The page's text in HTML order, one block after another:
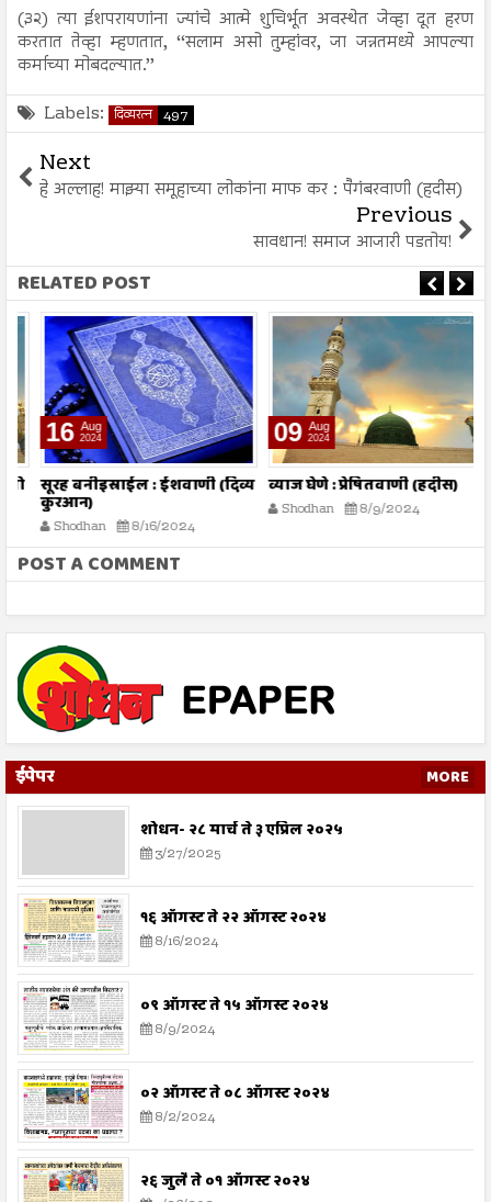
(३२) त्या ईशपरायणांना ज्यांचे आत्मे शुचिर्भूत अवस्थेत जेव्हा दूत हरण
करतात तेव्हा म्हणतात, ‘‘सलाम असो तुम्हांवर, जा जन्नतमध्ये आपल्या
कर्माच्या मोबदल्यात.’’
Labels: दिव्यरत्न 497
Next
हे अल्लाह! माझ्या समूहाच्या लोकांना माफ कर : पैगंबरवाणी (हदीस)
Previous
सावधान! समाज आजारी पडतोय!
RELATED POST
16 Aug
2024
सूरह बनीइस्राईल : ईशवाणी (दिव्य
कुरआन)
Shodhan 8/16/2024
09 Aug
2024
व्याज घेणे : प्रेषितवाणी (हदीस)
Shodhan 8/9/2024
POST A COMMENT
ईपेपर MORE
शोधन- २८ मार्च ते ३ एप्रिल २०२५
3/27/2025
१६ ऑगस्ट ते २२ ऑगस्ट २०२४
8/16/2024
०९ ऑगस्ट ते १५ ऑगस्ट २०२४
8/9/2024
०२ ऑगस्ट ते ०८ ऑगस्ट २०२४
8/2/2024
२६ जुलै ते ०१ ऑगस्ट २०२४